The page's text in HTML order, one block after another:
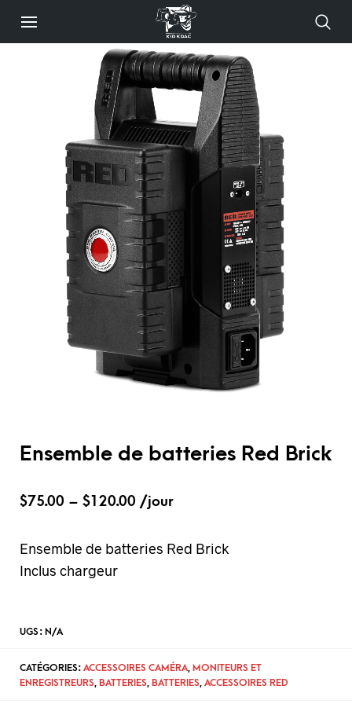
Ensemble de batteries Red Brick
$75.00 – $120.00 /jour
Ensemble de batteries Red Brick
Inclus chargeur
UGS : N/A
CATÉGORIES: ACCESSOIRES CAMÉRA, MONITEURS ET
ENREGISTREURS, BATTERIES, BATTERIES, ACCESSOIRES RED